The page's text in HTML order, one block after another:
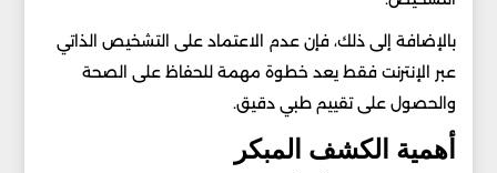
بالإضافة إلى ذلك، فإن عدم الاعتماد على التشخيص الذاتي
عبر الإنترنت فقط يعد خطوة مهمة للحفاظ على الصحة
والحصول على تقييم طبي دقيق.
أهمية الكشف المبكر